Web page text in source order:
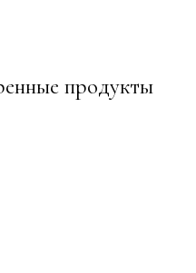
продукты